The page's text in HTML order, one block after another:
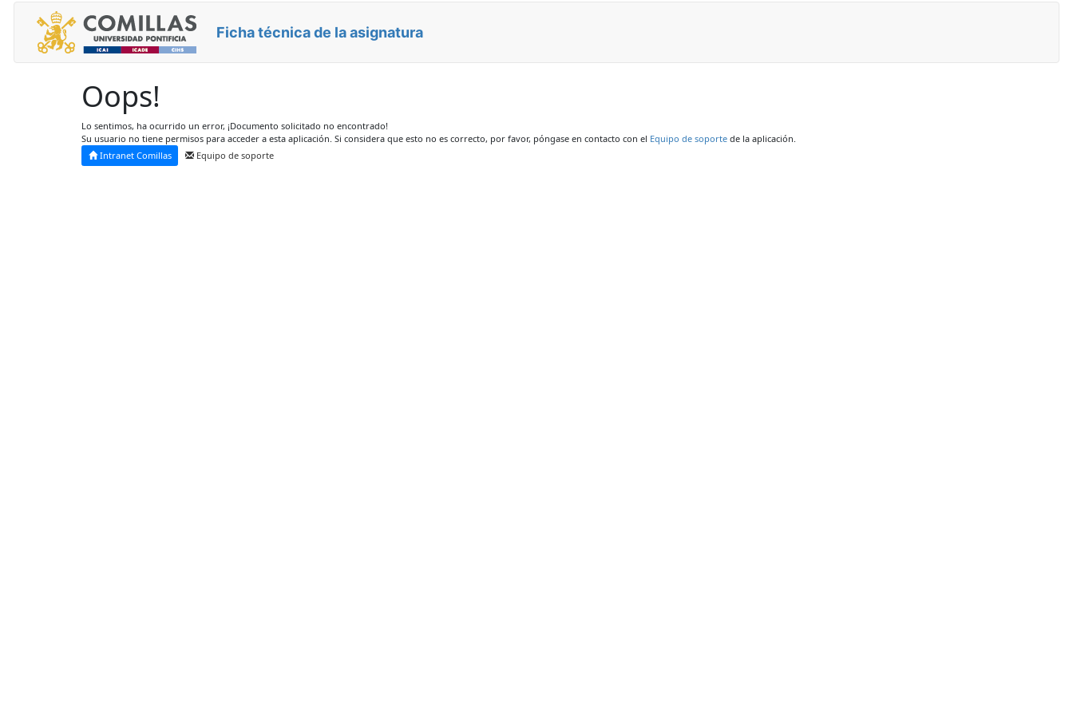
Ficha técnica de la asignatura
Oops!
Lo sentimos, ha ocurrido un error, ¡Documento solicitado no encontrado!
Su usuario no tiene permisos para acceder a esta aplicación. Si considera que esto no es correcto, por favor, póngase en contacto con el Equipo de soporte de la aplicación.
Intranet Comillas
Equipo de soporte